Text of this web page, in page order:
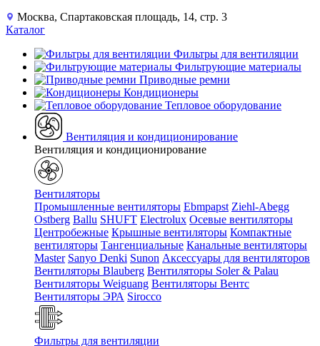
Москва, Спартаковская площадь, 14, стр. 3
Каталог
Фильтры для вентиляции
Фильтрующие материалы
Приводные ремни
Кондиционеры
Тепловое оборудование
Вентиляция и кондиционирование
Вентиляция и кондиционирование
Вентиляторы
Промышленные вентиляторы Ebmpapst Ziehl-Abegg
Ostberg Ballu SHUFT Electrolux Осевые вентиляторы
Центробежные Крышные вентиляторы Компактные
вентиляторы Тангенциальные Канальные вентиляторы
Master Sanyo Denki Sunon Аксессуары для вентиляторов
Вентиляторы Blauberg Вентиляторы Soler & Palau
Вентиляторы Weiguang Вентиляторы Вентс
Вентиляторы ЭРА Sirocco
Фильтры для вентиляции